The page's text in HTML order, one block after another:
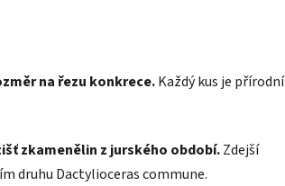
na řezu konkrece.Každý kus je přírodní
zkamenělin z jurského období.Zdejší
druhu Dactylioceras commune.